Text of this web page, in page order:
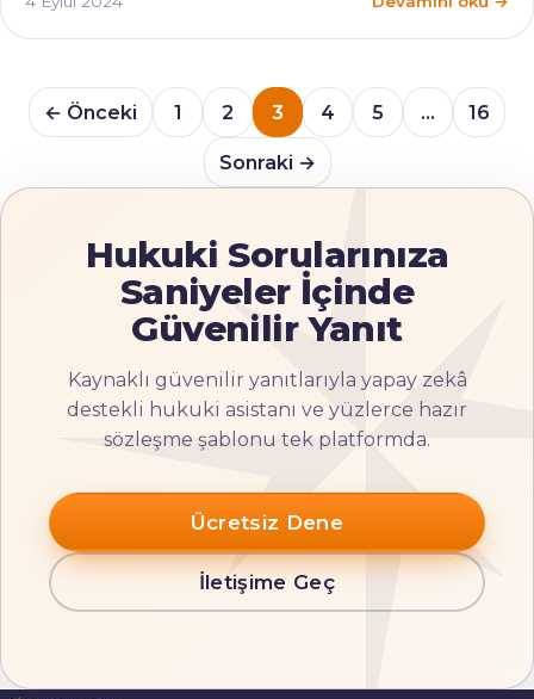
← Önceki 1 2 3 4 5 … 16
Sonraki →
Hukuki Sorularınıza
Saniyeler İçinde
Güvenilir Yanıt
Kaynaklı güvenilir yanıtlarıyla yapay zekâ
destekli hukuki asistanı ve yüzlerce hazır
sözleşme şablonu tek platformda.
Ücretsiz Dene
İletişime Geç